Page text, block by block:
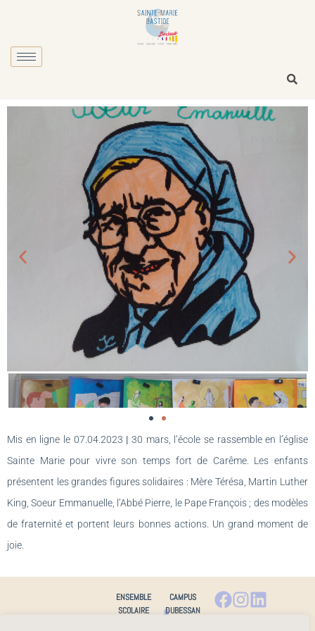
Mis en ligne le 07.04.2023 |30 mars, l’école se rassemble en l’église
Sainte Marie pour vivre son temps fort de Carême. Les enfants
présentent les grandes figures solidaires : Mère Térésa, Martin Luther
King, Soeur Emmanuelle, l’Abbé Pierre, le Pape François ; des modèles
de fraternité et portent leurs bonnes actions. Un grand moment de
joie.
ENSEMBLE
SCOLAIRE
CAMPUS
DUBESSAN